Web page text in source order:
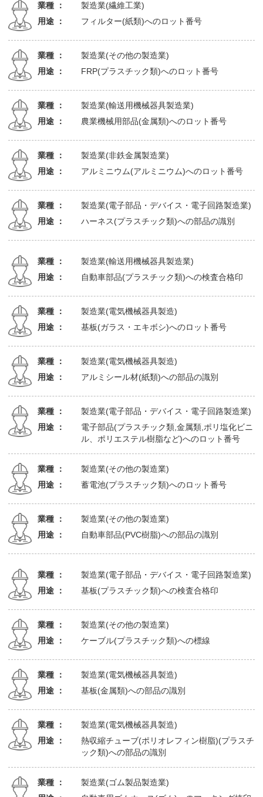
業種 ：
製造業(繊維工業)
用途 ：
フィルター(紙類)へのロット番号
業種 ：
製造業(その他の製造業)
用途 ：
FRP(プラスチック類)へのロット番号
業種 ：
製造業(輸送用機械器具製造業)
用途 ：
農業機械用部品(金属類)へのロット番号
業種 ：
製造業(非鉄金属製造業)
用途 ：
アルミニウム(アルミニウム)へのロット番号
業種 ：
製造業(電子部品・デバイス・電子回路製造業)
用途 ：
ハーネス(プラスチック類)への部品の識別
業種 ：
製造業(輸送用機械器具製造業)
用途 ：
自動車部品(プラスチック類)への検査合格印
業種 ：
製造業(電気機械器具製造)
用途 ：
基板(ガラス・エキボシ)へのロット番号
業種 ：
製造業(電気機械器具製造)
用途 ：
アルミシール材(紙類)への部品の識別
業種 ：
製造業(電子部品・デバイス・電子回路製造業)
用途 ：
電子部品(プラスチック類,金属類,ポリ塩化ビニ
ル、ポリエステル樹脂など)へのロット番号
業種 ：
製造業(その他の製造業)
用途 ：
蓄電池(プラスチック類)へのロット番号
業種 ：
製造業(その他の製造業)
用途 ：
自動車部品(PVC樹脂)への部品の識別
業種 ：
製造業(電子部品・デバイス・電子回路製造業)
用途 ：
基板(プラスチック類)への検査合格印
業種 ：
製造業(その他の製造業)
用途 ：
ケーブル(プラスチック類)への標線
業種 ：
製造業(電気機械器具製造)
用途 ：
基板(金属類)への部品の識別
業種 ：
製造業(電気機械器具製造)
用途 ：
熱収縮チューブ(ポリオレフィン樹脂)(プラスチ
ック類)への部品の識別
業種 ：
製造業(ゴム製品製造業)